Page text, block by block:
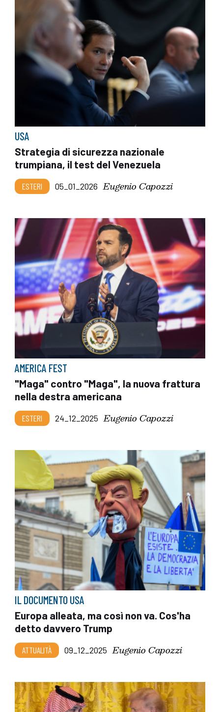
USA
Strategia di sicurezza nazionale
trumpiana, il test del Venezuela
ESTERI 05_01_2026 Eugenio Capozzi
AMERICA FEST
"Maga" contro "Maga", la nuova frattura
nella destra americana
ESTERI 24_12_2025 Eugenio Capozzi
IL DOCUMENTO USA
Europa alleata, ma così non va. Cos'ha
detto davvero Trump
ATTUALITÀ 09_12_2025 Eugenio Capozzi